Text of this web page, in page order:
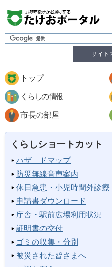
サイト
トップ
くらしの情報
市長の部屋
くらしショートカット
ハザードマップ
防災無線音声案内
休日急患・小児時間外診療
申請書ダウンロード
庁舎・駅前広場利用状況
証明書の交付
ゴミの収集・分別
被災された皆さまへ